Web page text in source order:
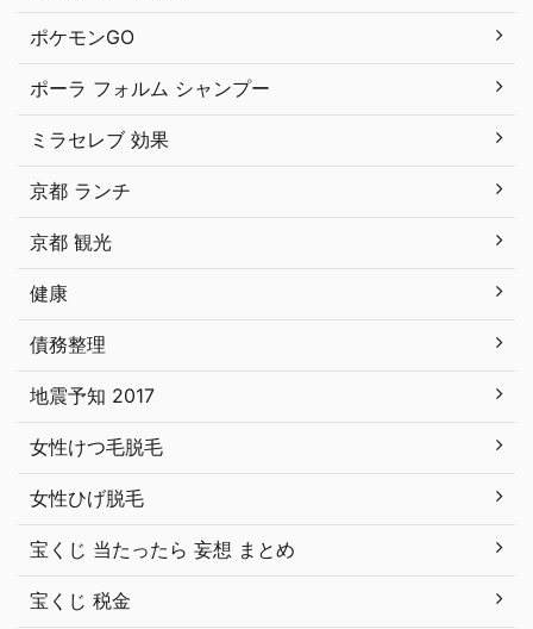
ポケモンGO
ポーラ フォルム シャンプー
ミラセレブ 効果
京都 ランチ
京都 観光
健康
債務整理
地震予知 2017
女性けつ毛脱毛
女性ひげ脱毛
宝くじ 当たったら 妄想 まとめ
宝くじ 税金